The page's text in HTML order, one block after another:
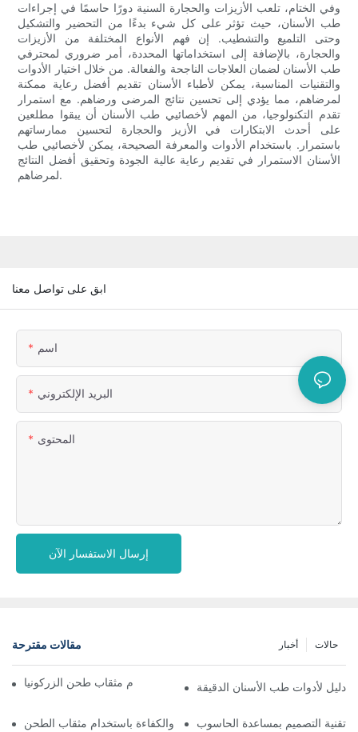
وفي الختام، تلعب الأزيزات والحجارة السنية دورًا حاسمًا في إجراءات
طب الأسنان، حيث تؤثر على كل شيء بدءًا من التحضير والتشكيل
وحتى التلميع والتشطيب. إن فهم الأنواع المختلفة من الأزيزات
والحجارة، بالإضافة إلى استخداماتها المحددة، أمر ضروري لمحترفي
طب الأسنان لضمان العلاجات الناجحة والفعالة. من خلال اختيار الأدوات
والتقنيات المناسبة، يمكن لأطباء الأسنان تقديم أفضل رعاية ممكنة
لمرضاهم، مما يؤدي إلى تحسين نتائج المرضى ورضاهم. مع استمرار
تقدم التكنولوجيا، من المهم لأخصائيي طب الأسنان أن يبقوا مطلعين
على أحدث الابتكارات في الأزيز والحجارة لتحسين ممارساتهم
باستمرار. باستخدام الأدوات والمعرفة الصحيحة، يمكن لأخصائيي طب
الأسنان الاستمرار في تقديم رعاية عالية الجودة وتحقيق أفضل النتائج
لمرضاهم.
ابق على تواصل معنا
اسم
البريد الإلكتروني
المحتوى
إرسال الاستفسار الآن
مقالات مقترحة حالات أخبار
تعظيم الدقة: فوائد استخدام مثقاب طحن الزركونيادليل لأدوات طب الأسنان الدقيقة
تحسين الدقة والكفاءة باستخدام مثقاب الطحن CAD CAM